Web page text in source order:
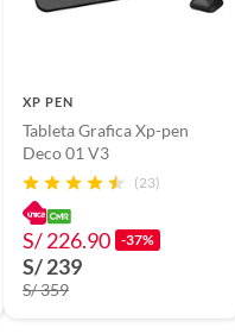
XP PEN
Tableta Grafica Xp-pen
Deco 01 V3
(23)
S/ 226.90 -37%
S/ 239
S/ 359